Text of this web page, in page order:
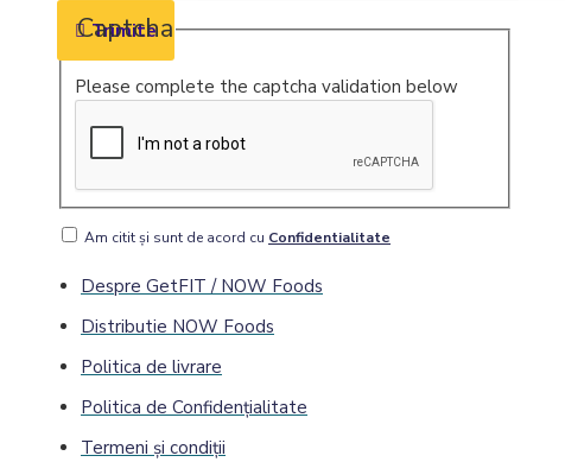
Vitamine
Multivitamine
Vitamina A
Vitamina C
Vitamina E
Vitamina H
Vitamina K
Minerale
Multiminerale
Calciu
Trimite
Captcha
Please complete the captcha validation below
Am citit şi sunt de acord cu Confidentialitate
Despre GetFIT / NOW Foods
Distributie NOW Foods
Politica de livrare
Politica de Confidenţialitate
Termeni și condiții